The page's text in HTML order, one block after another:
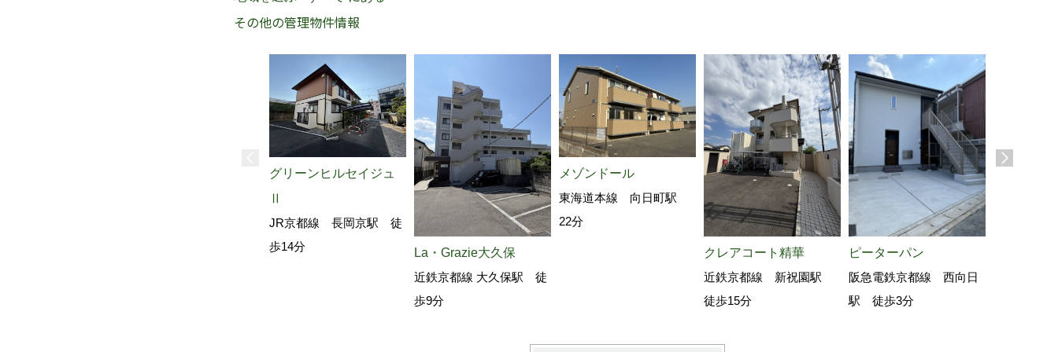
その他の管理物件情報
グリーンヒルセイジュ
Ⅱ
JR京都線 長岡京駅 徒
歩14分
La・Grazie大久保
近鉄京都線 大久保駅 徒
歩9分
メゾンドール
東海道本線 向日町駅
22分
クレアコート精華
近鉄京都線 新祝園駅
徒歩15分
ピーターパン
阪急電鉄京都線 西向日
駅 徒歩3分